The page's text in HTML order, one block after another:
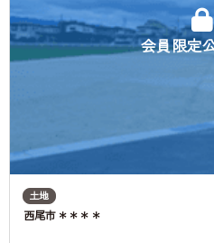
会員限定
土地
西尾市＊＊＊＊